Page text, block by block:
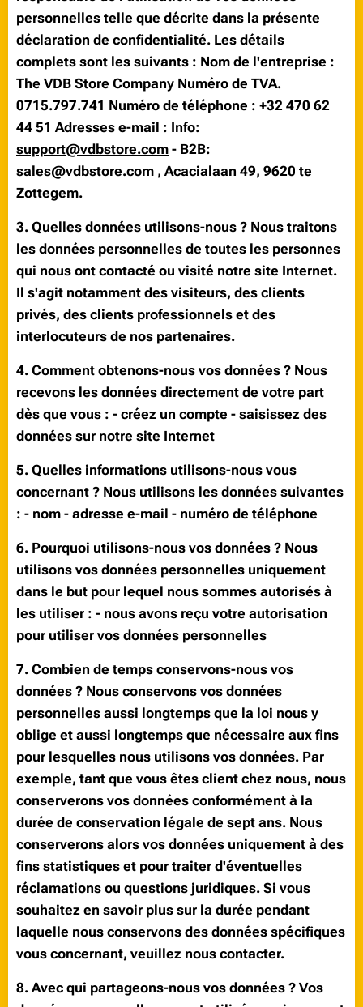
personnelles telle que décrite dans la présente
déclaration de confidentialité. Les détails
complets sont les suivants : Nom de l'entreprise :
The VDB Store Company Numéro de TVA.
0715.797.741 Numéro de téléphone : +32 470 62
44 51 Adresses e-mail : Info:
support@vdbstore.com - B2B:
sales@vdbstore.com , Acacialaan 49, 9620 te
Zottegem.
3. Quelles données utilisons-nous ? Nous traitons
les données personnelles de toutes les personnes
qui nous ont contacté ou visité notre site Internet.
Il s'agit notamment des visiteurs, des clients
privés, des clients professionnels et des
interlocuteurs de nos partenaires.
4. Comment obtenons-nous vos données ? Nous
recevons les données directement de votre part
dès que vous : - créez un compte - saisissez des
données sur notre site Internet
5. Quelles informations utilisons-nous vous
concernant ? Nous utilisons les données suivantes
: - nom - adresse e-mail - numéro de téléphone
6. Pourquoi utilisons-nous vos données ? Nous
utilisons vos données personnelles uniquement
dans le but pour lequel nous sommes autorisés à
les utiliser : - nous avons reçu votre autorisation
pour utiliser vos données personnelles
7. Combien de temps conservons-nous vos
données ? Nous conservons vos données
personnelles aussi longtemps que la loi nous y
oblige et aussi longtemps que nécessaire aux fins
pour lesquelles nous utilisons vos données. Par
exemple, tant que vous êtes client chez nous, nous
conserverons vos données conformément à la
durée de conservation légale de sept ans. Nous
conserverons alors vos données uniquement à des
fins statistiques et pour traiter d'éventuelles
réclamations ou questions juridiques. Si vous
souhaitez en savoir plus sur la durée pendant
laquelle nous conservons des données spécifiques
vous concernant, veuillez nous contacter.
8. Avec qui partageons-nous vos données ? Vos